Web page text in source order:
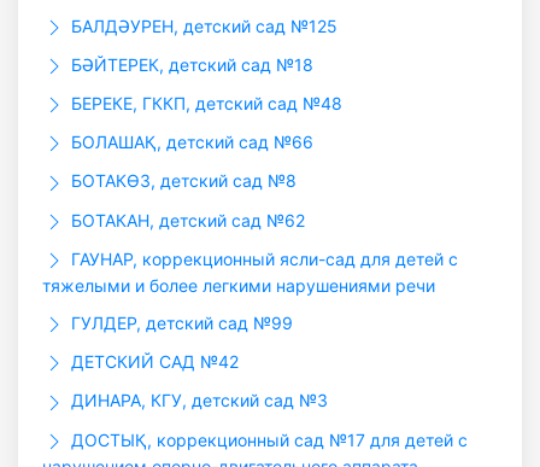
БАЛДӘУРЕН, детский сад №125
БӘЙТЕРЕК, детский сад №18
БЕРЕКЕ, ГККП, детский сад №48
БОЛАШАҚ, детский сад №66
БОТАКӨЗ, детский сад №8
БОТАКАН, детский сад №62
ГАУHАР, коррекционный ясли-сад для детей с
тяжелыми и более легкими нарушениями речи
ГУЛДЕР, детский сад №99
ДЕТСКИЙ САД №42
ДИНАРА, КГУ, детский сад №3
ДОСТЫҚ, коррекционный сад №17 для детей с